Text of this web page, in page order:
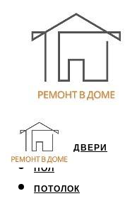
ОКНА И ДВЕРИ
ПОЛ
ПОТОЛОК